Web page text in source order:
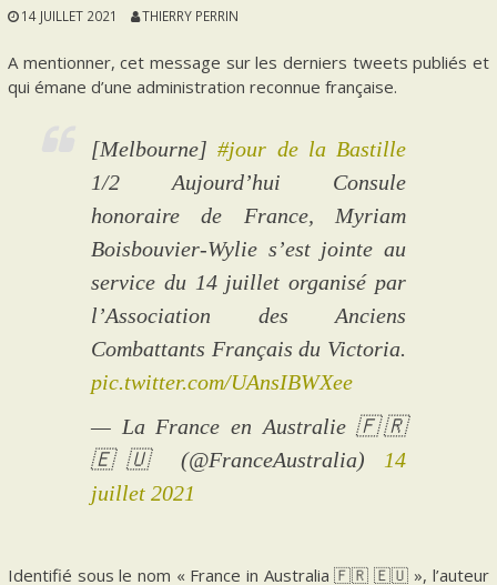
14 JUILLET 2021 THIERRY PERRIN
A mentionner, cet message sur les derniers tweets publiés et
qui émane d’une administration reconnue française.
[Melbourne]#jour de la Bastille
1/2 Aujourd’hui Consule
honoraire de France, Myriam
Boisbouvier-Wylie s’est jointe au
service du 14 juillet organisé par
l’Association des Anciens
Combattants Français du Victoria.
pic.twitter.com/UAnsIBWXee
— La France en Australie 🇫🇷
🇪🇺 (@FranceAustralia) 14
juillet 2021
Identifié sous le nom « France in Australia 🇫🇷 🇪🇺 », l’auteur